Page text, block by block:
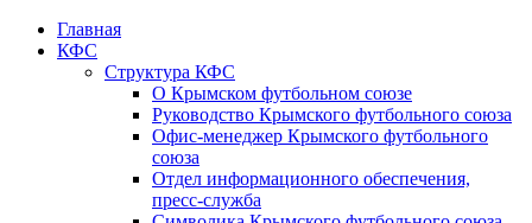
Главная
КФС
Структура КФС
О Крымском футбольном союзе
Руководство Крымского футбольного союза
Офис-менеджер Крымского футбольного
союза
Отдел информационного обеспечения,
пресс-служба